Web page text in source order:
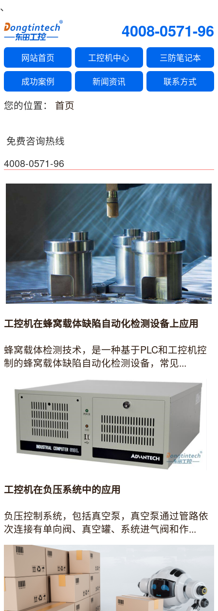
、
4008-0571-96
网站首页 工控机中心 三防笔记本
成功案例 新闻资讯 联系方式
您的位置： 首页
免费咨询热线
4008-0571-96
工控机在蜂窝载体缺陷自动化检测设备上应用
蜂窝载体检测技术，是一种基于PLC和工控机控
制的蜂窝载体缺陷自动化检测设备，常见...
工控机在负压系统中的应用
负压控制系统，包括真空泵，真空泵通过管路依
次连接有单向阀、真空罐、系统进气阀和作...